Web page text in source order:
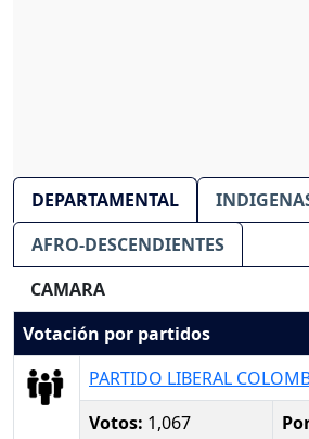
DEPARTAMENTAL
AFRO-DESCENDIENTES
CAMARA
Votación por partidos
PARTIDO LIBERAL
Votos: 1,067